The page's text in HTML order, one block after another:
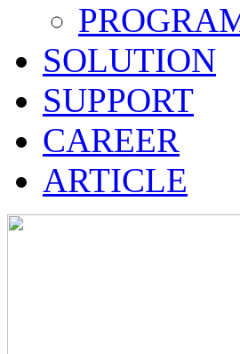
SOLUTION
SUPPORT
CAREER
ARTICLE